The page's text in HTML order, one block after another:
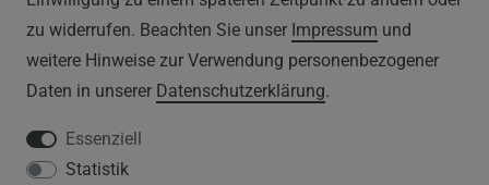
DATENSCHUTZERKLÄRUNG
HINWEISE ZUM ELEKTROGESETZ
SERVICE
zu widerrufen. Beachten Sie unser Impressum und
weitere Hinweise zur Verwendung personenbezogener
Daten in unserer Daten­schutz­erklärung.
Essenziell
Statistik